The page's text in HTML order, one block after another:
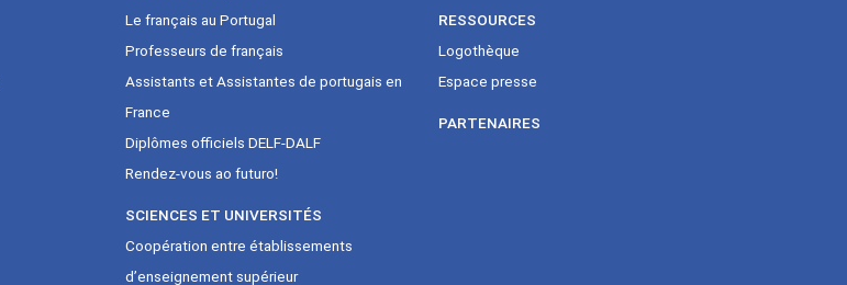
Le français au Portugal
Professeurs de français
Assistants et Assistantes de portugais en
France
Diplômes officiels DELF-DALF
Rendez-vous ao futuro!
SCIENCES ET UNIVERSITÉS
Coopération entre établissements
d’enseignement supérieur
RESSOURCES
Logothèque
Espace presse
PARTENAIRES